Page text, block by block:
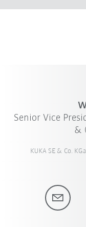
Senior Vice
&
KUKA SE & Co.